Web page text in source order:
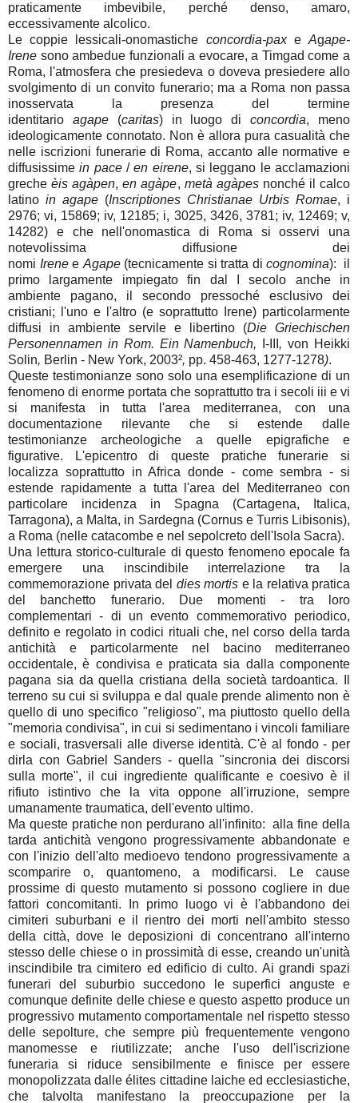
praticamente imbevibile, perché denso, amaro,
eccessivamente alcolico.
Le coppie lessicali-onomastiche concordia-paxeAgape-
Irene sono ambedue funzionali a evocare, a Timgad come a
Roma, l'atmosfera che presiedeva o doveva presiedere allo
svolgimento di un convito funerario; ma a Roma non passa
inosservata la presenza del termine
identitario agape(caritas) in luogo diconcordia, meno
ideologicamente connotato. Non è allora pura casualità che
nelle iscrizioni funerarie di Roma, accanto alle normative e
diffusissimein pace/en eirene, si leggano le acclamazioni
grecheèis agàpen,en agàpe, metà agàpesnonché il calco
latino in agape (Inscriptiones Christianae Urbis Romae, i
2976; vi, 15869; iv, 12185; i, 3025, 3426, 3781; iv, 12469; v,
14282) e che nell'onomastica di Roma si osservi una
notevolissima diffusione dei
nomi Irenee Agape(tecnicamente si tratta di cognomina): il
primo largamente impiegato fin dal I secolo anche in
ambiente pagano, il secondo pressoché esclusivo dei
cristiani; l'uno e l'altro (e soprattutto Irene) particolarmente
diffusi in ambiente servile e libertino (Die Griechischen
Personennamen in Rom. Ein Namenbuch,
I-III ,von Heikki
Solin, Berlin - New York, 2003², pp. 458-463, 1277-1278).
Queste testimonianze sono solo una esemplificazione di un
fenomeno di enorme portata che soprattutto tra i secoli iii e vi
si manifesta in tutta l'area mediterranea, con una
documentazione rilevante che si estende dalle
testimonianze archeologiche a quelle epigrafiche e
figurative. L'epicentro di queste pratiche funerarie si
localizza soprattutto in Africa donde - come sembra - si
estende rapidamente a tutta l'area del Mediterraneo con
particolare incidenza in Spagna (Cartagena, Italica,
Tarragona), a Malta, in Sardegna (Cornus e Turris Libisonis),
a Roma (nelle catacombe e nel sepolcreto dell'Isola Sacra).
Una lettura storico-culturale di questo fenomeno epocale fa
emergere una inscindibile interrelazione tra la
commemorazione privata del dies mortis e la relativa pratica
del banchetto funerario. Due momenti - tra loro
complementari - di un evento commemorativo periodico,
definito e regolato in codici rituali che, nel corso della tarda
antichità e particolarmente nel bacino mediterraneo
occidentale, è condivisa e praticata sia dalla componente
pagana sia da quella cristiana della società tardoantica. Il
terreno su cui si sviluppa e dal quale prende alimento non è
quello di uno specifico "religioso", ma piuttosto quello della
"memoria condivisa", in cui si sedimentano i vincoli familiare
e sociali, trasversali alle diverse identità. C'è al fondo - per
dirla con Gabriel Sanders - quella "sincronia dei discorsi
sulla morte", il cui ingrediente qualificante e coesivo è il
rifiuto istintivo che la vita oppone all'irruzione, sempre
umanamente traumatica, dell'evento ultimo.
Ma queste pratiche non perdurano all'infinito: alla fine della
tarda antichità vengono progressivamente abbandonate e
con l'inizio dell'alto medioevo tendono progressivamente a
scomparire o, quantomeno, a modificarsi. Le cause
prossime di questo mutamento si possono cogliere in due
fattori concomitanti. In primo luogo vi è l'abbandono dei
cimiteri suburbani e il rientro dei morti nell'ambito stesso
della città, dove le deposizioni di concentrano all'interno
stesso delle chiese o in prossimità di esse, creando un'unità
inscindibile tra cimitero ed edificio di culto. Ai grandi spazi
funerari del suburbio succedono le superfici anguste e
comunque definite delle chiese e questo aspetto produce un
progressivo mutamento comportamentale nel rispetto stesso
delle sepolture, che sempre più frequentemente vengono
manomesse e riutilizzate; anche l'uso dell'iscrizione
funeraria si riduce sensibilmente e finisce per essere
monopolizzata dalle élites cittadine laiche ed ecclesiastiche,
che talvolta manifestano la preoccupazione per la